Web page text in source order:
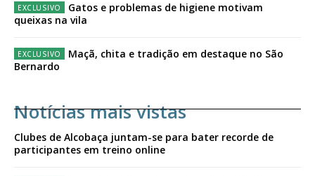
Gatos e problemas de higiene motivam
queixas na vila
Maçã, chita e tradição em destaque no São
Bernardo
Notícias mais vistas
Clubes de Alcobaça juntam-se para bater recorde de
participantes em treino online